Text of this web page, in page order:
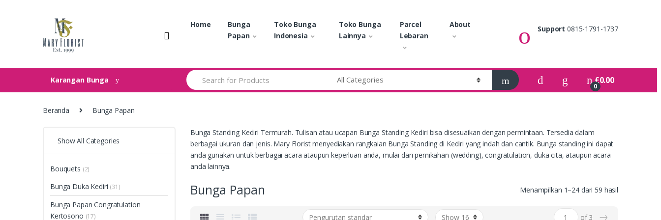
Home
Bunga
Papan
Toko Bunga
Indonesia
Toko Bunga
Lainnya
Parcel
Lebaran
About Support 0815-1791-1737
Karangan Bunga
Search
for:
0
£0.00
Beranda Bunga Papan
Bunga Standing Kediri Termurah. Tulisan atau ucapan Bunga Standing Kediri bisa disesuaikan dengan permintaan. Tersedia dalam
berbagai ukuran dan jenis. Mary Florist menyediakan rangkaian Bunga Standing di Kediri yang indah dan cantik. Bunga standing ini dapat
anda gunakan untuk berbagai acara ataupun keperluan anda, mulai dari pernikahan (wedding), congratulation, duka cita, ataupun acara
anda lainnya.
Bunga Papan Menampilkan 1–24 dari 59 hasil
of 3 →
Show All Categories
Bouquets (2)
Bunga Duka Kediri (31)
Bunga Papan Congratulation
Kertosono (17)